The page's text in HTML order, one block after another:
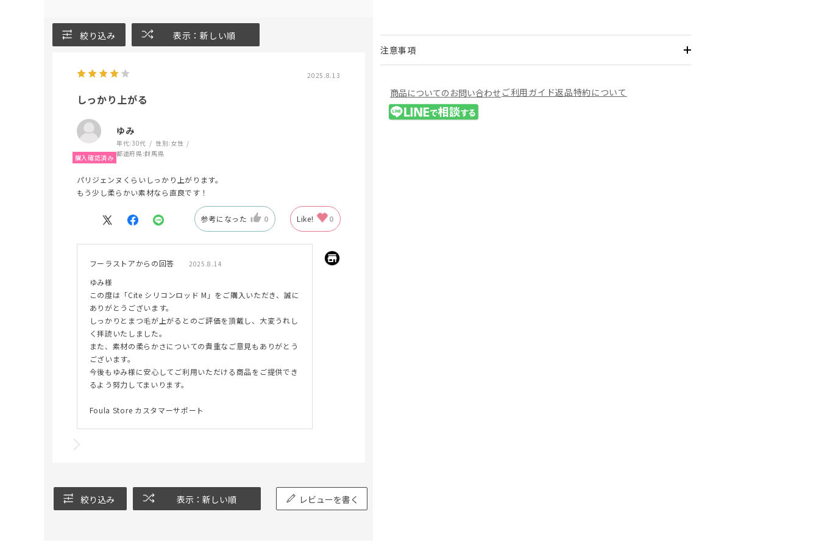
絞り込み 表示：新しい順
2025.8.13
しっかり上がる
ゆみ
年代:30代 性別: 女性
都道府県:群馬県
パリジェンヌくらいしっかり上がります。
もう少し柔らかい素材なら直良です！
参考になった 0 Like! 0
フーラストアからの回答 2025.8.14
ゆみ様
この度は「Cite シリコンロッド M」をご購入いただき、誠に
ありがとうございます。
しっかりとまつ毛が上がるとのご評価を頂戴し、大変うれし
く拝読いたしました。
また、素材の柔らかさについての貴重なご意見もありがとう
ございます。
今後もゆみ様に安心してご利用いただける商品をご提供でき
るよう努力してまいります。
Foula Store カスタマーサポート
絞り込み 表示：新しい順 レビューを書く
注意事項
商品についてのお問い合わせ ご利用ガイド返品特約について